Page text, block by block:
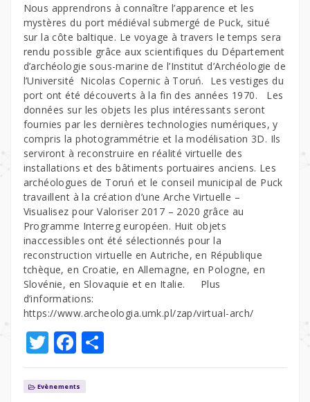
Nous apprendrons à connaître l’apparence et les
mystères du port médiéval submergé de Puck, situé
sur la côte baltique. Le voyage à travers le temps sera
rendu possible grâce aux scientifiques du Département
d’archéologie sous-marine de l’Institut d’Archéologie de
l’Université Nicolas Copernic à Toruń. Les vestiges du
port ont été découverts à la fin des années 1970. Les
données sur les objets les plus intéressants seront
fournies par les dernières technologies numériques, y
compris la photogrammétrie et la modélisation 3D. Ils
serviront à reconstruire en réalité virtuelle des
installations et des bâtiments portuaires anciens. Les
archéologues de Toruń et le conseil municipal de Puck
travaillent à la création d’une Arche Virtuelle –
Visualisez pour Valoriser 2017 – 2020 grâce au
Programme Interreg européen. Huit objets
inaccessibles ont été sélectionnés pour la
reconstruction virtuelle en Autriche, en République
tchèque, en Croatie, en Allemagne, en Pologne, en
Slovénie, en Slovaquie et en Italie. Plus
d’informations:
https://www.archeologia.umk.pl/zap/virtual-arch/
T
w
it
F
a
c
P
ar
Evènements